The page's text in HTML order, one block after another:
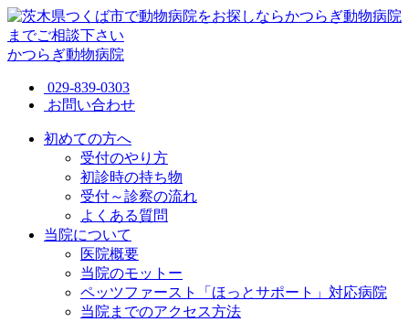
かつらぎ動物病院
029-839-0303
お問い合わせ
初めての方へ
受付のやり方
初診時の持ち物
受付～診察の流れ
よくある質問
当院について
医院概要
当院のモットー
ペッツファースト「ほっとサポート」対応病院
当院までのアクセス方法